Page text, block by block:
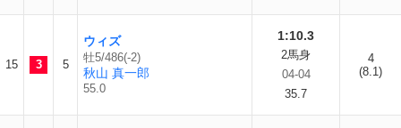
15 3 5
ウィズ
牡5/486(-2)
秋山 真一郎
55.0
1:10.3
2馬身
04-04
35.7
4
(8.1)